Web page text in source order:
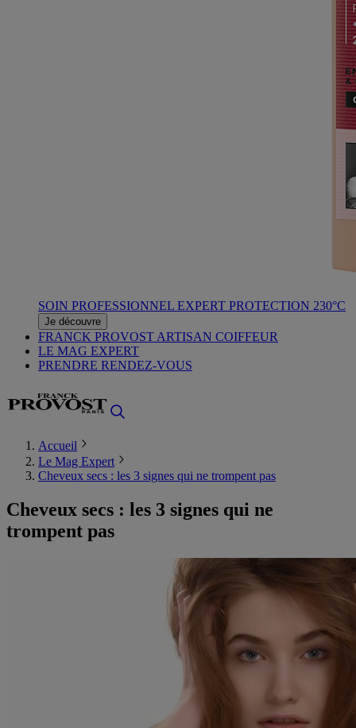
SOIN PROFESSIONNEL EXPERT PROTECTION 230°C
Je découvre
FRANCK PROVOST ARTISAN COIFFEUR
LE MAG EXPERT
PRENDRE RENDEZ-VOUS
Accueil
Le Mag Expert
Cheveux secs : les 3 signes qui ne trompent pas
Cheveux secs : les 3 signes qui ne
trompent pas